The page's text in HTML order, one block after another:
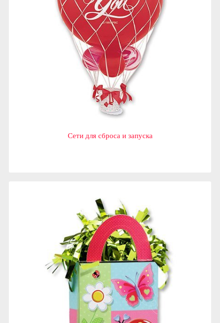
Сети для сброса и запуска